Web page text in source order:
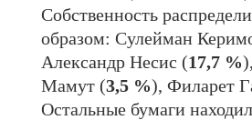
Собственность
образом: Сулейман
Александр Несис (17,7 %
Мамут (3,5 %), Филарет
Остальные бумаги